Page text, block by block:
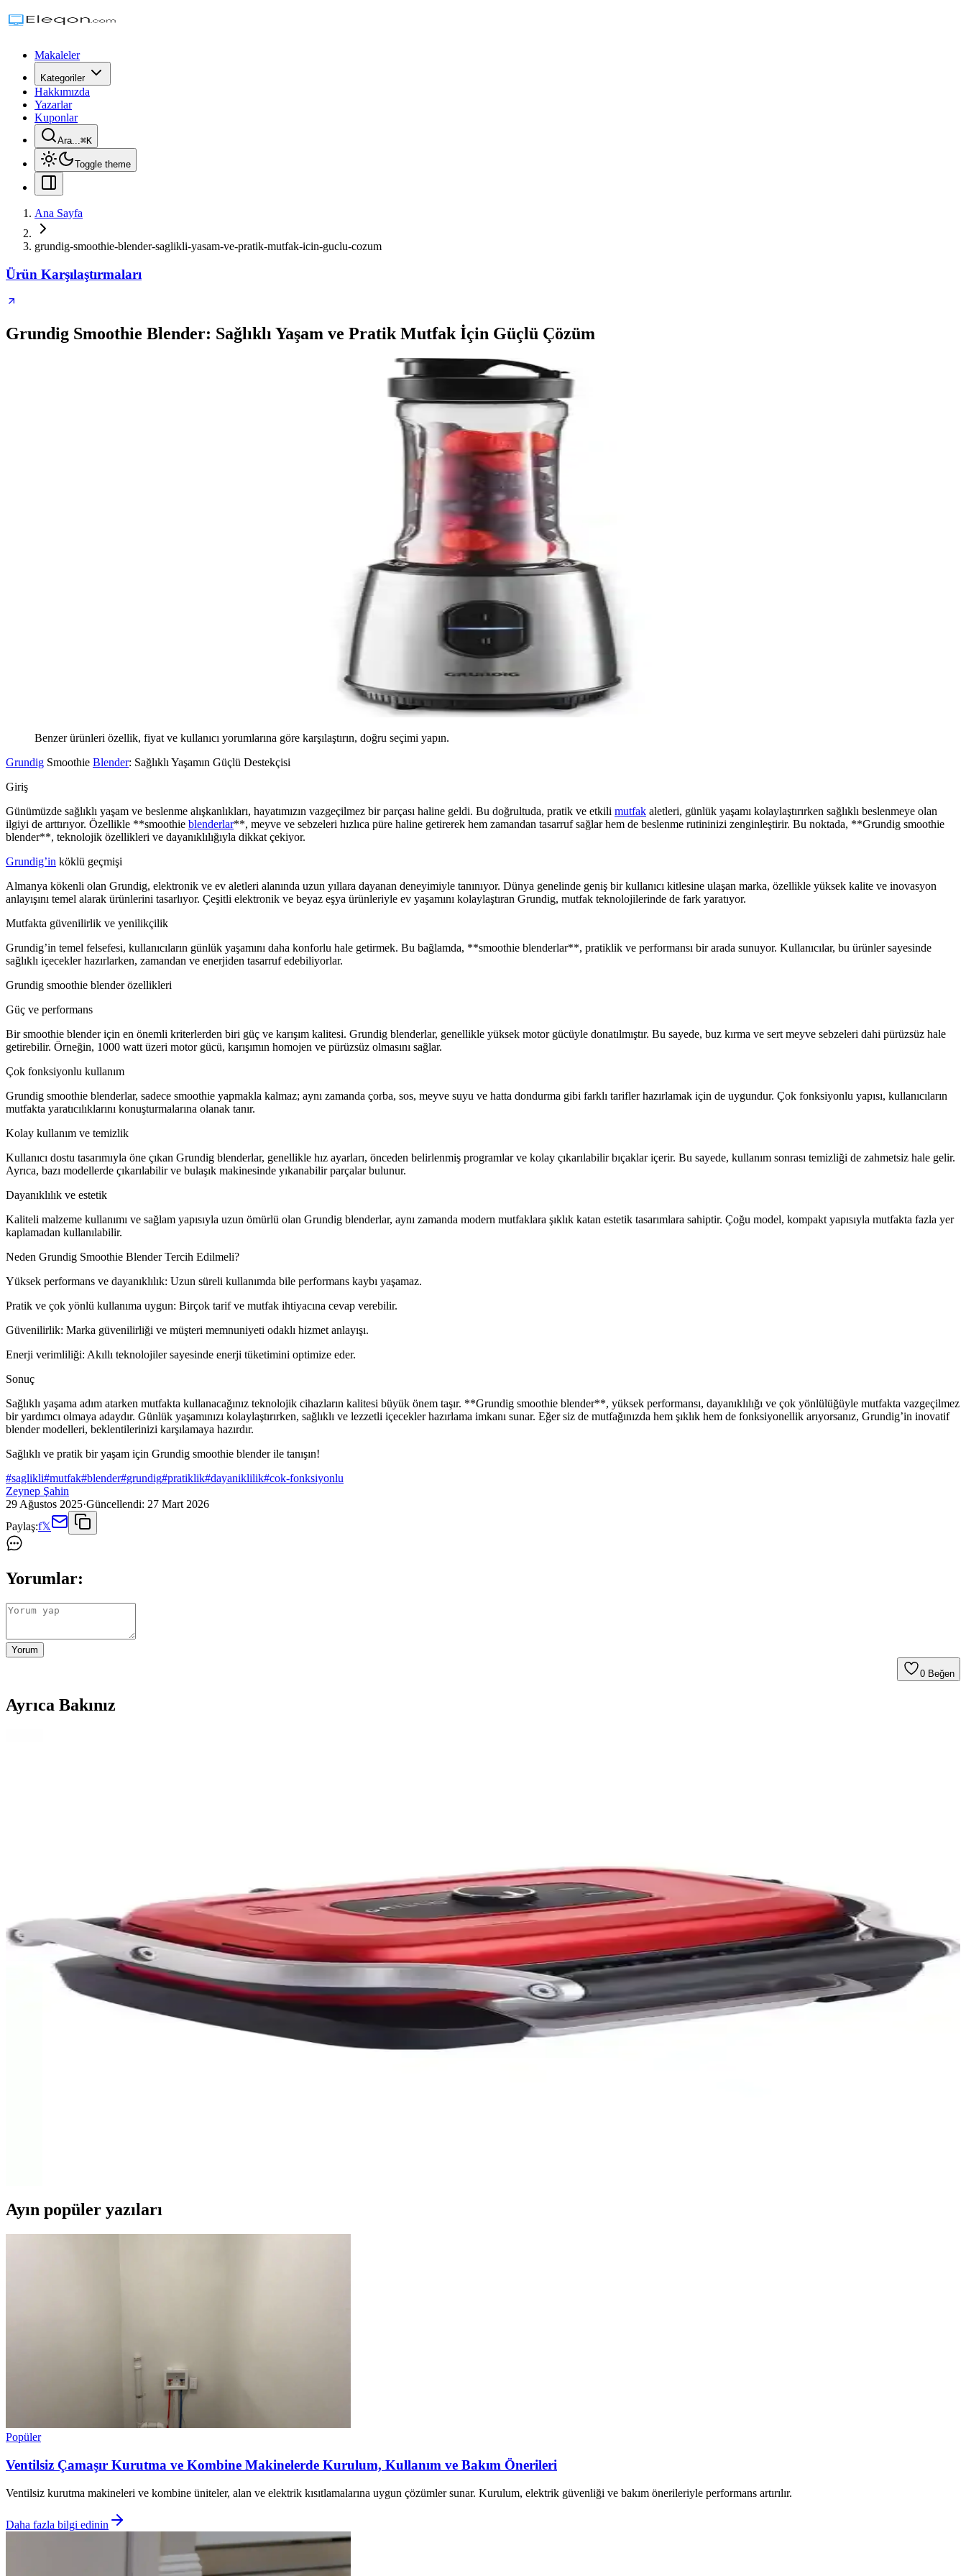
Makaleler
Kategoriler
Hakkımızda
Yazarlar
Kuponlar
Ara...⌘K
Toggle theme
Ana Sayfa
grundig-smoothie-blender-saglikli-yasam-ve-pratik-mutfak-icin-guclu-cozum
Ürün Karşılaştırmaları
Grundig Smoothie Blender: Sağlıklı Yaşam ve Pratik Mutfak İçin Güçlü Çözüm
Benzer ürünleri özellik, fiyat ve kullanıcı yorumlarına göre karşılaştırın, doğru seçimi yapın.
Grundig Smoothie Blender: Sağlıklı Yaşamın Güçlü Destekçisi
Giriş
Günümüzde sağlıklı yaşam ve beslenme alışkanlıkları, hayatımızın vazgeçilmez bir parçası haline geldi. Bu doğrultuda, pratik ve etkili mutfak aletleri, günlük yaşamı kolaylaştırırken sağlıklı beslenmeye olan
ilgiyi de arttırıyor. Özellikle **smoothie blenderlar**, meyve ve sebzeleri hızlıca püre haline getirerek hem zamandan tasarruf sağlar hem de beslenme rutininizi zenginleştirir. Bu noktada, **Grundig smoothie
blender**, teknolojik özellikleri ve dayanıklılığıyla dikkat çekiyor.
Grundig’in köklü geçmişi
Almanya kökenli olan Grundig, elektronik ve ev aletleri alanında uzun yıllara dayanan deneyimiyle tanınıyor. Dünya genelinde geniş bir kullanıcı kitlesine ulaşan marka, özellikle yüksek kalite ve inovasyon
anlayışını temel alarak ürünlerini tasarlıyor. Çeşitli elektronik ve beyaz eşya ürünleriyle ev yaşamını kolaylaştıran Grundig, mutfak teknolojilerinde de fark yaratıyor.
Mutfakta güvenilirlik ve yenilikçilik
Grundig’in temel felsefesi, kullanıcıların günlük yaşamını daha konforlu hale getirmek. Bu bağlamda, **smoothie blenderlar**, pratiklik ve performansı bir arada sunuyor. Kullanıcılar, bu ürünler sayesinde
sağlıklı içecekler hazırlarken, zamandan ve enerjiden tasarruf edebiliyorlar.
Grundig smoothie blender özellikleri
Güç ve performans
Bir smoothie blender için en önemli kriterlerden biri güç ve karışım kalitesi. Grundig blenderlar, genellikle yüksek motor gücüyle donatılmıştır. Bu sayede, buz kırma ve sert meyve sebzeleri dahi pürüzsüz hale
getirebilir. Örneğin, 1000 watt üzeri motor gücü, karışımın homojen ve pürüzsüz olmasını sağlar.
Çok fonksiyonlu kullanım
Grundig smoothie blenderlar, sadece smoothie yapmakla kalmaz; aynı zamanda çorba, sos, meyve suyu ve hatta dondurma gibi farklı tarifler hazırlamak için de uygundur. Çok fonksiyonlu yapısı, kullanıcıların
mutfakta yaratıcılıklarını konuşturmalarına olanak tanır.
Kolay kullanım ve temizlik
Kullanıcı dostu tasarımıyla öne çıkan Grundig blenderlar, genellikle hız ayarları, önceden belirlenmiş programlar ve kolay çıkarılabilir bıçaklar içerir. Bu sayede, kullanım sonrası temizliği de zahmetsiz hale gelir.
Ayrıca, bazı modellerde çıkarılabilir ve bulaşık makinesinde yıkanabilir parçalar bulunur.
Dayanıklılık ve estetik
Kaliteli malzeme kullanımı ve sağlam yapısıyla uzun ömürlü olan Grundig blenderlar, aynı zamanda modern mutfaklara şıklık katan estetik tasarımlara sahiptir. Çoğu model, kompakt yapısıyla mutfakta fazla yer
kaplamadan kullanılabilir.
Neden Grundig Smoothie Blender Tercih Edilmeli?
Yüksek performans ve dayanıklılık: Uzun süreli kullanımda bile performans kaybı yaşamaz.
Pratik ve çok yönlü kullanıma uygun: Birçok tarif ve mutfak ihtiyacına cevap verebilir.
Güvenilirlik: Marka güvenilirliği ve müşteri memnuniyeti odaklı hizmet anlayışı.
Enerji verimliliği: Akıllı teknolojiler sayesinde enerji tüketimini optimize eder.
Sonuç
Sağlıklı yaşama adım atarken mutfakta kullanacağınız teknolojik cihazların kalitesi büyük önem taşır. **Grundig smoothie blender**, yüksek performansı, dayanıklılığı ve çok yönlülüğüyle mutfakta vazgeçilmez
bir yardımcı olmaya adaydır. Günlük yaşamınızı kolaylaştırırken, sağlıklı ve lezzetli içecekler hazırlama imkanı sunar. Eğer siz de mutfağınızda hem şıklık hem de fonksiyonellik arıyorsanız, Grundig’in inovatif
blender modelleri, beklentilerinizi karşılamaya hazırdır.
Sağlıklı ve pratik bir yaşam için Grundig smoothie blender ile tanışın!
#saglikli#mutfak#blender#grundig#pratiklik#dayaniklilik#cok-fonksiyonlu
Zeynep Şahin
29 Ağustos 2025·Güncellendi: 27 Mart 2026
Paylaş:f𝕏
Yorumlar:
Yorum
0 Beğen
Ayrıca Bakınız
Airfryer ile tavuk göğsü pişirirken doğru marine ve pişirme teknikleriyle dışı çıtır, içi sulu kalır. Bu yöntem, pratik ve sağlıklı tavuk yemekleri hazırlamak için idealdir.
Ferre Steamart ve Fryart Serisi Modern ve Teknolojik Mutfak Çözümleri
Ferre’nin Steamart ve Fryart serisi, gelişmiş pişirme teknolojileri ve şık tasarımıyla mutfakta pratiklik ve estetiği bir araya getiriyor. Geniş iç hacim, kullanışlı özellikler ve dayanıklı malzemelerle öne çıkıyor.
Vestel Mix Go Pembe Blender: Çok Yönlü ve Kompakt Mutfak Arkadaşı
Vestel Mix Go Pembe Blender, şık tasarımı, güçlü motoru ve çok fonksiyonlu özellikleriyle mutfakta pratiklik sağlar, taşınabilirliği ve kolay temizliğiyle öne çıkar.
Mioji Mio EG8 500W LED Işıklı Sesli Uyarı Yumurtalık Modern ve Pratik Mutfak Cihazı
Ayın popüler yazıları
Popüler
Ventilsiz Çamaşır Kurutma ve Kombine Makinelerde Kurulum, Kullanım ve Bakım Önerileri
Ventilsiz kurutma makineleri ve kombine üniteler, alan ve elektrik kısıtlamalarına uygun çözümler sunar. Kurulum, elektrik güvenliği ve bakım önerileriyle performans artırılır.
Daha fazla bilgi edinin